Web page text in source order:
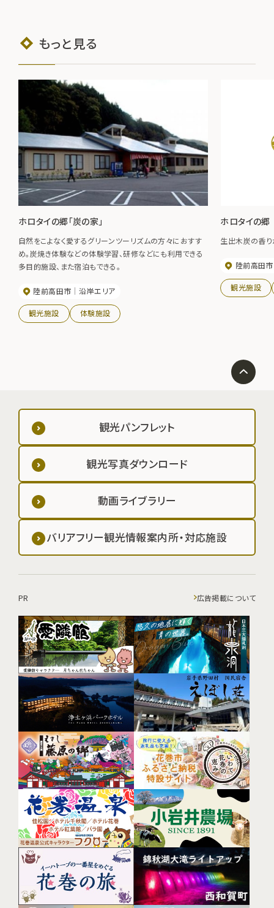
もっと見る
ホロタイの郷「炭の家」
自然をこよなく愛するグリーンツーリズムの方々におすす
め。炭焼き体験などの体験学習、研修などにも利用できる
多目的施設、また宿泊もできる。
陸前高田市 沿岸エリア
観光施設 体験施設
ホロタイの
生出木炭の香
陸前高田市
観光施設
観光パンフレット
観光写真ダウンロード
動画ライブラリー
バリアフリー観光情報案内所・対応施設
PR 広告掲載について